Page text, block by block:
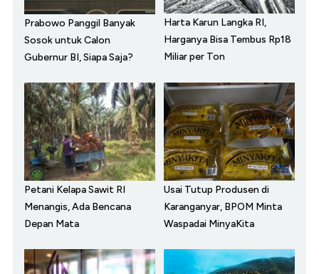
Prabowo Panggil Banyak
Sosok untuk Calon
Gubernur BI, Siapa Saja?
Harta Karun Langka RI,
Harganya Bisa Tembus Rp18
Miliar per Ton
Petani Kelapa Sawit RI
Menangis, Ada Bencana
Depan Mata
Usai Tutup Produsen di
Karanganyar, BPOM Minta
Waspadai MinyaKita